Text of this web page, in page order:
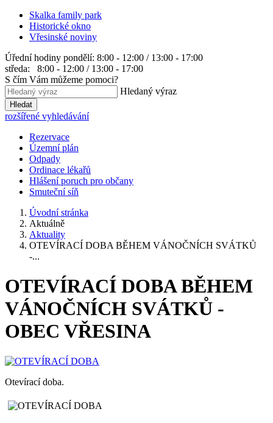
Skalka family park
Historické okno
Vřesinské noviny
Úřední hodiny pondělí: 8:00 - 12:00 / 13:00 - 17:00
středa: 8:00 - 12:00 / 13:00 - 17:00
S čím Vám můžeme pomoci?
Hledaný výraz
Hledat
rozšířené vyhledávání
Rezervace
Územní plán
Odpady
Ordinace lékařů
Hlášení poruch pro občany
Smuteční síň
Úvodní stránka
Aktuálně
Aktuality
OTEVÍRACÍ DOBA BĚHEM VÁNOČNÍCH SVÁTKŮ
-...
OTEVÍRACÍ DOBA BĚHEM
VÁNOČNÍCH SVÁTKŮ -
OBEC VŘESINA
Otevírací doba.